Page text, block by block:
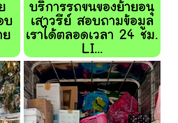
บ
ย
บริการรถขนของย้ายอนุ
เสาวรีย์ สอบถามข้อมูล
เราได้ตลอดเวลา 24 ชม.
LI...